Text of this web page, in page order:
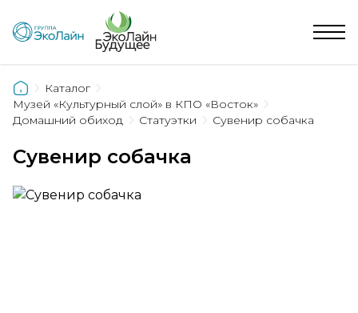
Каталог
Музей «Культурный слой» в КПО «Восток»
Домашний обиход
Статуэтки Сувенир собачка
Сувенир собачка